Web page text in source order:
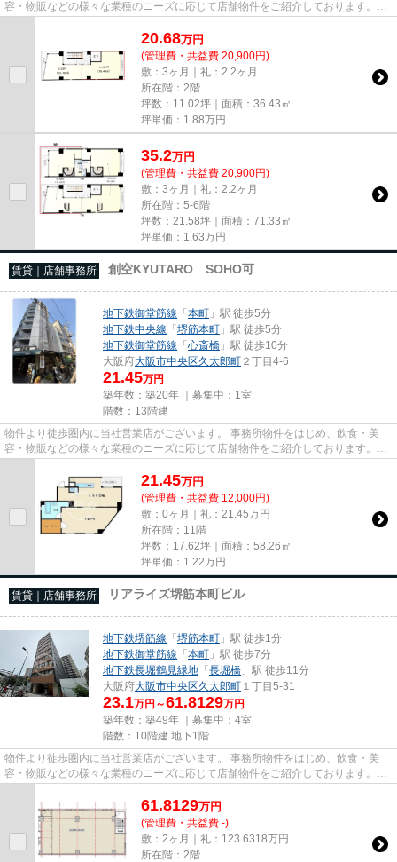
容・物販などの様々な業種のニーズに応じて店舗物件をご紹介しております。
尚、弊社ではおとり広告は一切...
20.68万円
(管理費・共益費 20,900円)
敷：3ヶ月｜礼：2.2ヶ月
所在階：2階
坪数：11.02坪｜面積：36.43㎡
坪単価： 1.88万円
35.2万円
(管理費・共益費 20,900円)
敷：3ヶ月｜礼：2.2ヶ月
所在階：5-6階
坪数：21.58坪｜面積：71.33㎡
坪単価： 1.63万円
賃貸｜店舗事務所 創空KYUTARO SOHO可
地下鉄御堂筋線 「本町 」駅 徒歩5分
地下鉄中央線 「堺筋本町 」駅 徒歩5分
地下鉄御堂筋線 「心斎橋 」駅 徒歩10分
大阪府大阪市中央区久太郎町 ２丁目4-6
21.45万円
築年数：築20年 ｜募集中： 1室
階数：13階建
物件より徒歩圏内に当社営業店がございます。 事務所物件をはじめ、飲食・美
容・物販などの様々な業種のニーズに応じて店舗物件をご紹介しております。
尚、弊社ではおとり広告は一切...
21.45万円
(管理費・共益費 12,000円)
敷：0ヶ月｜礼：21.45万円
所在階：11階
坪数：17.62坪｜面積：58.26㎡
坪単価： 1.22万円
賃貸｜店舗事務所 リアライズ堺筋本町ビル
地下鉄堺筋線 「堺筋本町 」駅 徒歩1分
地下鉄御堂筋線 「本町 」駅 徒歩7分
地下鉄長堀鶴見緑地 「長堀橋 」駅 徒歩11分
大阪府大阪市中央区久太郎町 １丁目5-31
23.1万円～61.8129万円
築年数：築49年 ｜募集中： 4室
階数：10階建 地下1階
物件より徒歩圏内に当社営業店がございます。 事務所物件をはじめ、飲食・美
容・物販などの様々な業種のニーズに応じて店舗物件をご紹介しております。
尚、弊社ではおとり広告は一切...
61.8129万円
(管理費・共益費 -)
敷：2ヶ月｜礼：123.6318万円
所在階：2階